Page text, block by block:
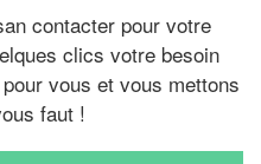
contacter pour votre
clics votre besoin
vous et vous mettons
faut !